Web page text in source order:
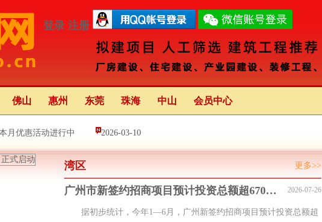
登录 注册
佛山 惠州 东莞 珠海 中山 会员中心
月优惠活动进行中 2026-03-10
景创新中心（前海）正式启动 更多>>
湾区
2026-07-26
广州市新签约招商项目预计投资总额超6700亿元
据初步统计，今年1—6月，广州新签约招商项目预计投资总额超